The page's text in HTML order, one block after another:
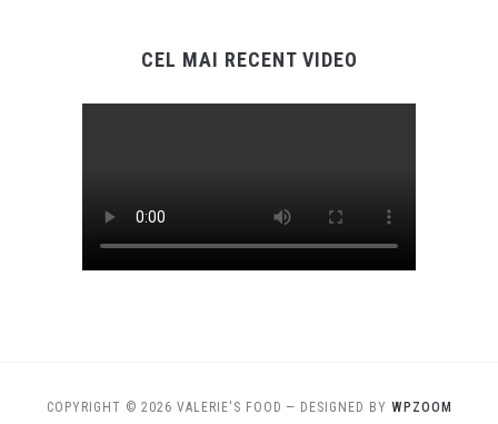
CEL MAI RECENT VIDEO
COPYRIGHT © 2026 VALERIE'S FOOD — DESIGNED BY WPZOOM